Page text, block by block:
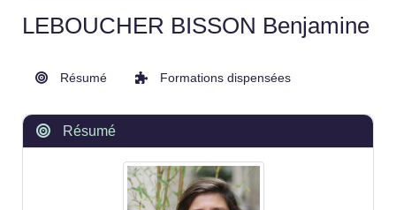
LEBOUCHER BISSON Benjamine
Résumé Formations dispensées
Résumé